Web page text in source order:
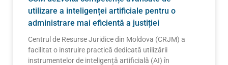
utilizare a inteligenței artificiale pentru o
administrare mai eficientă a justiției
Centrul de Resurse Juridice din Moldova (CRJM) a
facilitat o instruire practică dedicată utilizării
instrumentelor de inteligență artificială (AI) în